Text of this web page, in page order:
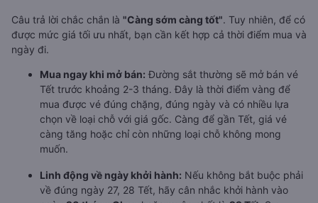
Câu trả lời chắc chắn là "Càng sớm càng tốt". Tuy nhiên, để có
được mức giá tối ưu nhất, bạn cần kết hợp cả thời điểm mua và
ngày đi.
Mua ngay khi mở bán: Đường sắt thường sẽ mở bán vé
Tết trước khoảng 2-3 tháng. Đây là thời điểm vàng để
mua được vé đúng chặng, đúng ngày và có nhiều lựa
chọn về loại chỗ với giá gốc. Càng để gần Tết, giá vé
càng tăng hoặc chỉ còn những loại chỗ không mong
muốn.
Linh động về ngày khởi hành: Nếu không bắt buộc phải
về đúng ngày 27, 28 Tết, hãy cân nhắc khởi hành vào